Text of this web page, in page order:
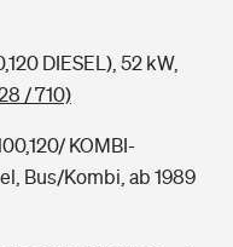
DIESEL), 52 kW,
/ 710)
KOMBI-
Bus/Kombi, ab 1989